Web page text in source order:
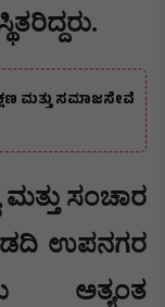
ಮತ್ತು ಸಮಾಜಸೇವೆ
ಸಂಚಾರ
ಉಪನಗರ
ಅತ್ಯಂತ